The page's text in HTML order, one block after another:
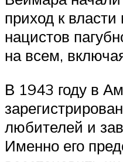
приход к
нацистов
на всем,
В 1943 году в
любителей и
Именно его